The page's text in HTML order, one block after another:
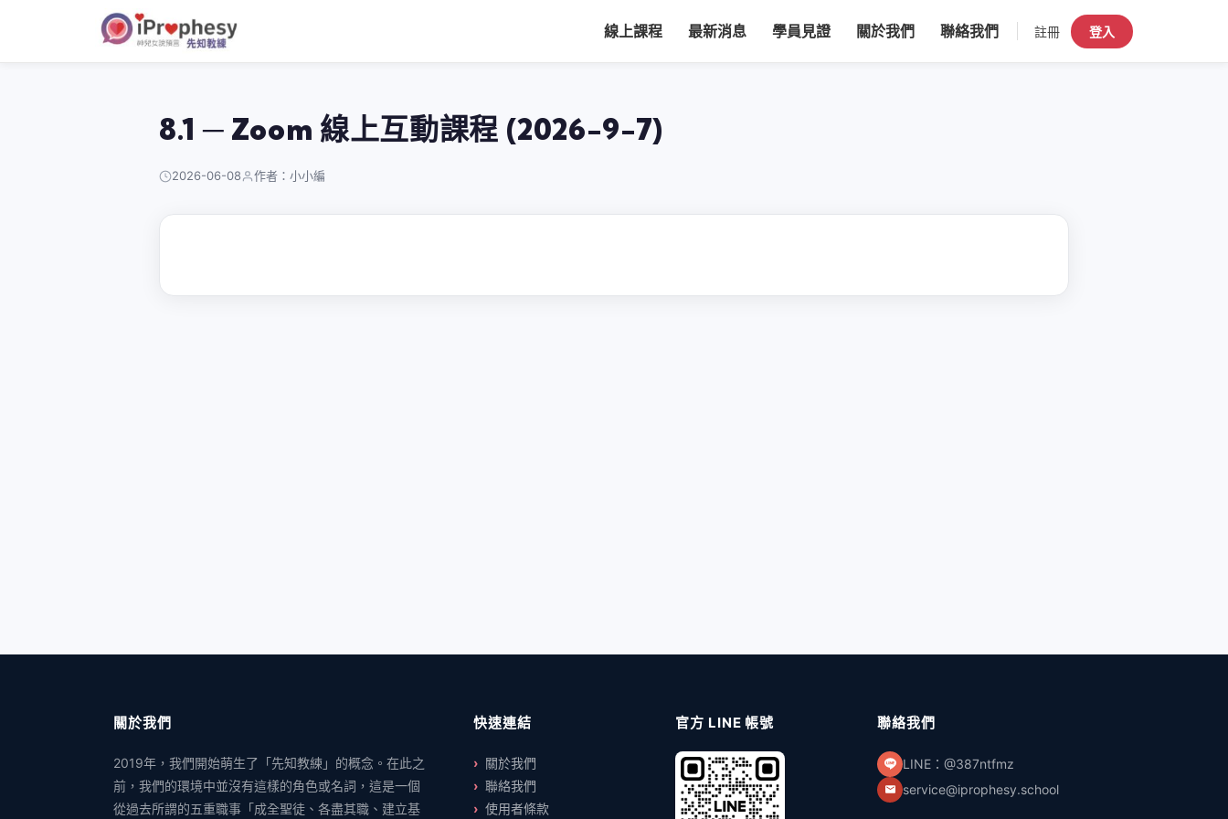
線上課程 最新消息 學員見證 關於我們 聯絡我們 註冊 登入
8.1 ─ Zoom 線上互動課程 (2026-9-7)
2026-06-08 作者：小小編
關於我們
2019年，我們開始萌生了「先知教練」的概念。在此之
前，我們的環境中並沒有這樣的角色或名詞，這是一個
從過去所謂的五重職事「成全聖徒、各盡其職、建立基
快速連結
關於我們
聯絡我們
使用者條款
官方 LINE 帳號 聯絡我們
LINE：@387ntfmz
service@iprophesy.school